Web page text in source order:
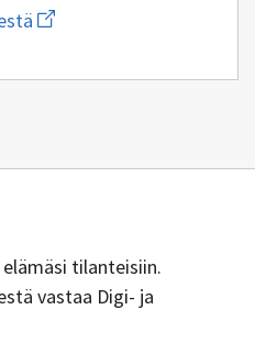
Aloita
uuden
kirjoitus
tilanteisiin.
vastaa Digi- ja